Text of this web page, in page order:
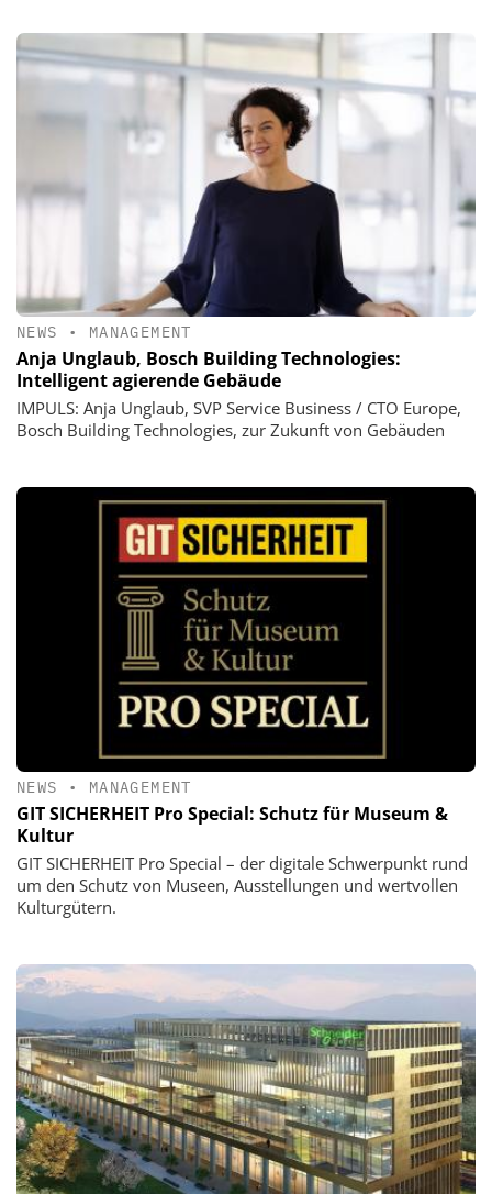
NEWS • MANAGEMENT
Anja Unglaub, Bosch Building Technologies:
Intelligent agierende Gebäude
IMPULS: Anja Unglaub, SVP Service Business / CTO Europe,
Bosch Building Technologies, zur Zukunft von Gebäuden
NEWS • MANAGEMENT
GIT SICHERHEIT Pro Special: Schutz für Museum &
Kultur
GIT SICHERHEIT Pro Special – der digitale Schwerpunkt rund
um den Schutz von Museen, Ausstellungen und wertvollen
Kulturgütern.